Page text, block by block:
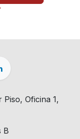
Oficina 1,
B